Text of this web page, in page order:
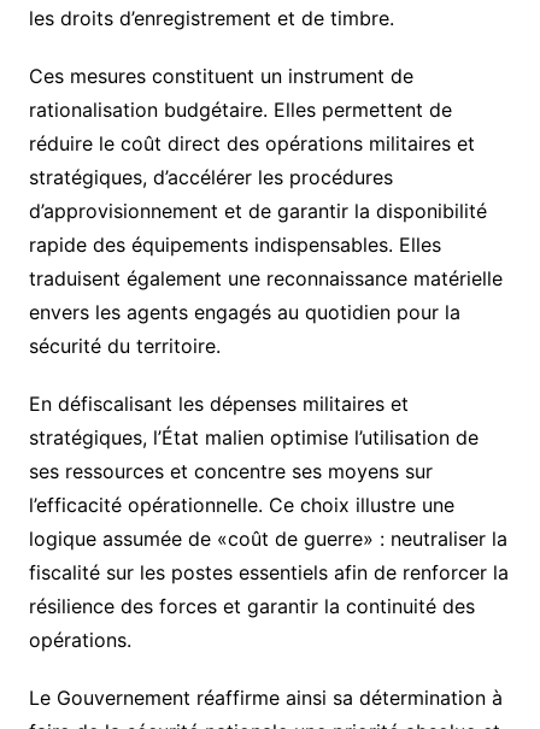
les droits d’enregistrement et de timbre.
Ces mesures constituent un instrument de
rationalisation budgétaire. Elles permettent de
réduire le coût direct des opérations militaires et
stratégiques, d’accélérer les procédures
d’approvisionnement et de garantir la disponibilité
rapide des équipements indispensables. Elles
traduisent également une reconnaissance matérielle
envers les agents engagés au quotidien pour la
sécurité du territoire.
En défiscalisant les dépenses militaires et
stratégiques, l’État malien optimise l’utilisation de
ses ressources et concentre ses moyens sur
l’efficacité opérationnelle. Ce choix illustre une
logique assumée de «coût de guerre» : neutraliser la
fiscalité sur les postes essentiels afin de renforcer la
résilience des forces et garantir la continuité des
opérations.
Le Gouvernement réaffirme ainsi sa détermination à